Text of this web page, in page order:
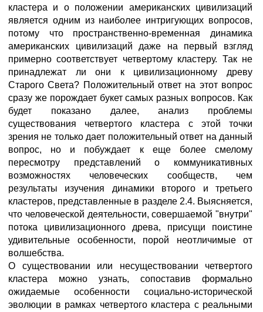
кластера и о положении американских цивилизаций
является одним из наиболее интригующих вопросов,
потому что пространственно-временная динамика
американских цивилизаций даже на первый взгляд
примерно соответствует четвертому кластеру. Так не
принадлежат ли они к цивилизационному древу
Старого Света? Положительный ответ на этот вопрос
сразу же порождает букет самых разных вопросов. Как
будет показано далее, анализ проблемы
существования четвертого кластера с этой точки
зрения не только дает положительный ответ на данный
вопрос, но и побуждает к еще более смелому
пересмотру представлений о коммуникативных
возможностях человеческих сообществ, чем
результаты изучения динамики второго и третьего
кластеров, представленные в разделе 2.4. Выясняется,
что человеческой деятельности, совершаемой "внутри"
потока цивилизационного древа, присущи поистине
удивительные особенности, порой неотличимые от
волшебства.
О существовании или несуществовании четвертого
кластера можно узнать, сопоставив формально
ожидаемые особенности социально-исторической
эволюции в рамках четвертого кластера с реальными